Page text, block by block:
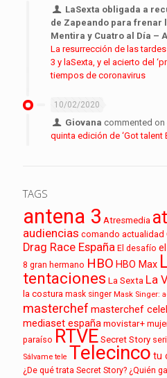
LaSexta obligada a
de Zapeando para frenar
Mentira y Cuatro al Día –
La resurrección de las
3 y laSexta, y el acierto del
tiempos de coronavirus
10/02/2020
Giovana commented on
quinta edición de ‘Got talent
TAGS
antena 3 Atresmedia
audiencias comando actualidad
Drag Race España El desafío
8 gran hermano HBO HBO Max
tentaciones La Sexta La
la costura mask singer Mask Singer:
masterchef masterchef
mediaset españamovistar+
paraíso RTVE Secret Story
Sálvame tele Telecinco tu
¿De qué trata Secret Story? ¿Quién